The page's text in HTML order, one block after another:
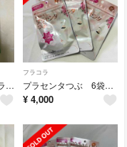
ごろグラ グラノーラ 5袋セット
フラコラ
プラセンタつぶ 6袋セット
¥ 4,000